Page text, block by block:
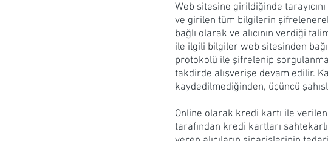
Web sitesine girildiğinde
ve girilen tüm bilgilerin
bağlı olarak ve alıcının verdiği
ile ilgili bilgiler web sitesinden
protokolü ile şifrelenip
takdirde alışverişe devam edilir.
kaydedilmediğinden, üçüncü
Online olarak kredi kartı ile
tarafından kredi kartları